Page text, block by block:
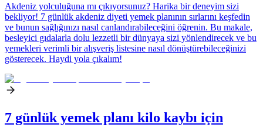
Akdeniz yolculuğuna mı çıkıyorsunuz? Harika bir deneyim sizi
bekliyor! 7 günlük akdeniz diyeti yemek planının sırlarını keşfedin
ve bunun sağlığınızı nasıl canlandırabileceğini öğrenin. Bu makale,
besleyici gıdalarla dolu lezzetli bir dünyaya sizi yönlendirecek ve bu
yemekleri verimli bir alışveriş listesine nasıl dönüştürebileceğinizi
gösterecek. Haydi yola çıkalım!
7 günlük yemek planı kilo kaybı için